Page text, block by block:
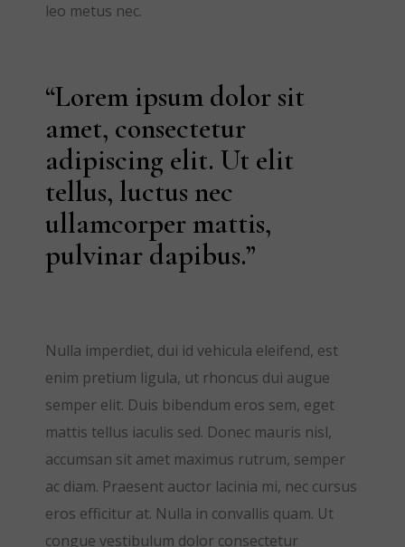
leo metus nec.
“Lorem ipsum dolor sit
amet, consectetur
adipiscing elit. Ut elit
tellus, luctus nec
ullamcorper mattis,
pulvinar dapibus.”
Nulla imperdiet, dui id vehicula eleifend, est
enim pretium ligula, ut rhoncus dui augue
semper elit. Duis bibendum eros sem, eget
mattis tellus iaculis sed. Donec mauris nisl,
accumsan sit amet maximus rutrum, semper
ac diam. Praesent auctor lacinia mi, nec cursus
eros efficitur at. Nulla in convallis quam. Ut
congue vestibulum dolor consectetur